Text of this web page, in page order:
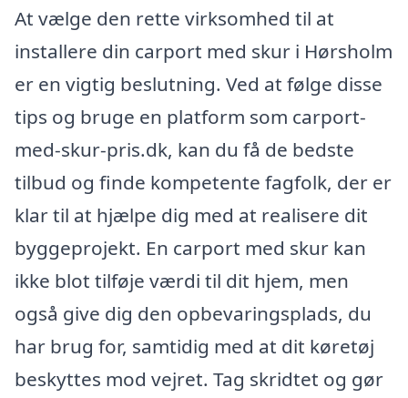
At vælge den rette virksomhed til at
installere din carport med skur i Hørsholm
er en vigtig beslutning. Ved at følge disse
tips og bruge en platform som carport-
med-skur-pris.dk, kan du få de bedste
tilbud og finde kompetente fagfolk, der er
klar til at hjælpe dig med at realisere dit
byggeprojekt. En carport med skur kan
ikke blot tilføje værdi til dit hjem, men
også give dig den opbevaringsplads, du
har brug for, samtidig med at dit køretøj
beskyttes mod vejret. Tag skridtet og gør